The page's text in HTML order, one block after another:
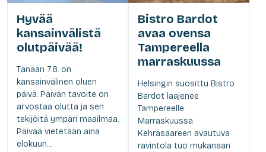
Hyvää
kansainvälistä
olutpäivää!
Tänään 7.8. on
kansainvälinen oluen
päivä. Päivän tavoite on
arvostaa olutta ja sen
tekijöitä ympäri maailmaa.
Päivää vietetään aina
elokuun...
Bistro Bardot
avaa ovensa
Tampereella
marraskuussa
Helsingin suosittu Bistro
Bardot laajenee
Tampereelle.
Marraskuussa
Kehräsaareen avautuva
ravintola tuo mukanaan